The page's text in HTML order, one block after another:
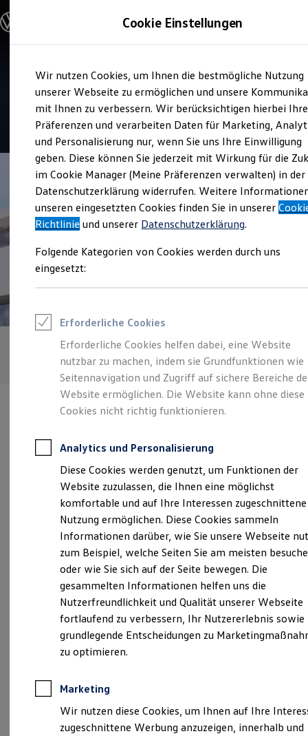
Hauptinhalt
springen
Footer
springen
Modelle & Konfigurator
Nutzfahrzeugkategorien entdecken
Modelle konfigurieren
Vorgängermodelle und Oldtimer
Vorgängermodelle
Oldtimer
Bulli Historie
Branchenlösungen & Gewerbekunden
Umbaulösungen und Hersteller finden
Auf- und Umbauten entdecken & konfigurieren
Groß- und Sonderkunden
Großkunden
Kommunen & Behörden
Journalisten
Sportvereine
Branchenlösungen
Gewerbliche Personenbeförderung
Service & mobile Werkstätten
Kühlfahrzeuge
ONE Business ID Vorteile
Fahrzeugsuche & Marktplatz
Fahrzeugsuche
Fahrzeuge online kaufen
Digitaler Marktplatz
Kauf & Finanzierung
Online-Fahrzeugbewertung
Aktionen & Angebote
Für Gewerbekunden
Profi Paket
TopDeal
Gebrauchtwagen
ProfiPartner für Gebrauchtwagen
Zertifizierte Gebrauchtwagen
Finanzierung
Für Privatkunden
Für Gewerbekunden
Leasing
Für Privatkunden
Für Gewerbekunden
Versicherungen & Garantien
Garantien
Kfz-Versicherung für Nutzfahrzeuge
Restschuldversicherung
Wartungsverträge
Besitzer & Service
Sommer-Special
Reparatur, Pflege & Inspektion
Servicetermin anfragen
Service-Vorteile bei Volkswagen Nutzfahrzeuge
Service
Hotz Automobile Gardelegen
4.9| 17 Bewertungen
Verantwortlich für die Inhalte auf dieser Seite ist die Hotz
Automobile Gardelegen GmbH (Impressum & Rechtliches)
An der Breiten Gehre 5, 39638 Gardelegen
ga-info@hotz-gardelegen.de
+49 3907 72220
+49390772220
Montag-Freitag 07:00-18:00 Uhr
Samstag
08:00 -12:00 Uhr
Cookie Einstellungen
Wir nutzen Cookies, um Ihnen die bestmögliche Nutzung
unserer Webseite zu ermöglichen und unsere
mit Ihnen zu verbessern. Wir berücksichtigen hierbei Ihre
Präferenzen und verarbeiten Daten für Marketing,
und Personalisierung nur, wenn Sie uns Ihre Einwilligung
geben. Diese können Sie jederzeit mit Wirkung für die
im Cookie Manager (Meine Präferenzen verwalten) in der
Datenschutzerklärung widerrufen. Weitere
unseren eingesetzten Cookies finden Sie in unserer
Richtlinie und unserer Datenschutzerklärung.
Folgende Kategorien von Cookies werden durch uns
eingesetzt:
Erforderliche Cookies
Erforderliche Cookies helfen dabei, eine Website
nutzbar zu machen, indem sie Grundfunktionen wie
Seitennavigation und Zugriff auf sichere Bereiche
Website ermöglichen. Die Website kann ohne diese
Cookies nicht richtig funktionieren.
Analytics und Personalisierung
Diese Cookies werden genutzt, um Funktionen der
Website zuzulassen, die Ihnen eine möglichst
komfortable und auf Ihre Interessen zugeschnittene
Nutzung ermöglichen. Diese Cookies sammeln
Informationen darüber, wie Sie unsere Webseite
zum Beispiel, welche Seiten Sie am meisten
oder wie Sie sich auf der Seite bewegen. Die
gesammelten Informationen helfen uns die
Nutzerfreundlichkeit und Qualität unserer Webseite
fortlaufend zu verbessern, Ihr Nutzererlebnis sowie
grundlegende Entscheidungen zu
zu optimieren.
Marketing
Wir nutzen diese Cookies, um Ihnen auf Ihre
zugeschnittene Werbung anzuzeigen, innerhalb und